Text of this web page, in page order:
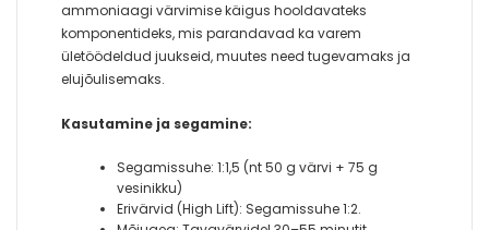
ammoniaagi värvimise käigus hooldavateks
komponentideks, mis parandavad ka varem
ületöödeldud juukseid, muutes need tugevamaks ja
elujõulisemaks.
Kasutamine ja segamine:
Segamissuhe: 1:1,5 (nt 50 g värvi + 75 g
vesinikku)
Erivärvid (High Lift): Segamissuhe 1:2.